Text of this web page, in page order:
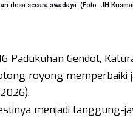
desa secara swadaya. (Foto: JH
Padukuhan Gendol,
royong memperbaiki
menjadi tanggung-